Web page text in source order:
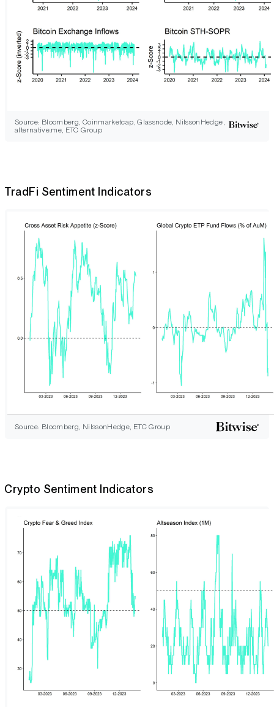
Source: Bloomberg, Coinmarketcap, Glassnode, NilssonHedge,
alternative.me, ETC Group
TradFi Sentiment Indicators
Source: Bloomberg, NilssonHedge, ETC Group
Crypto Sentiment Indicators